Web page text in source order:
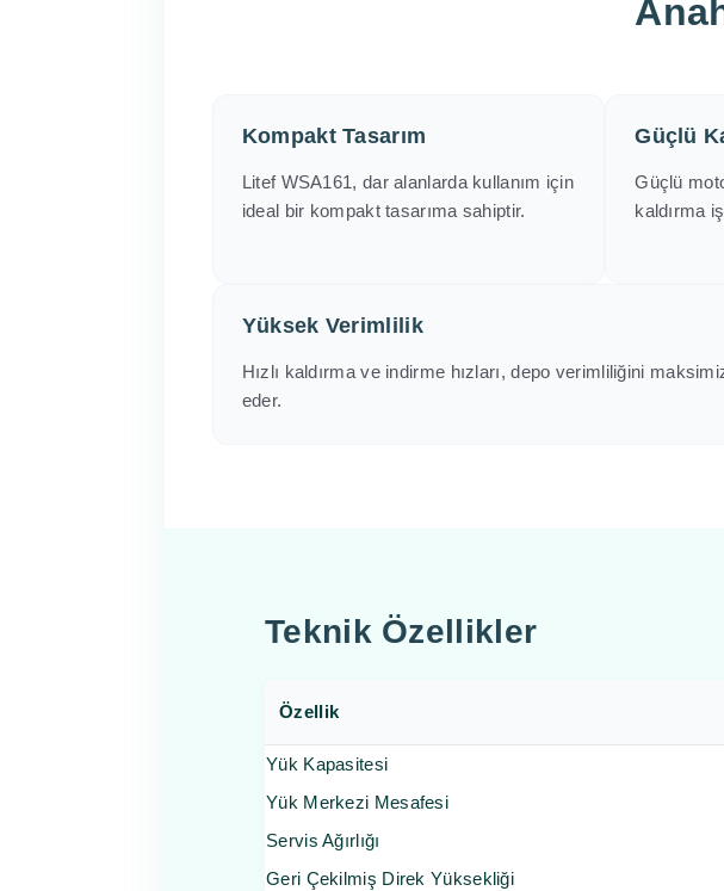
Kompakt Tasarım
Litef WSA161, dar alanlarda kullanım için
ideal bir kompakt tasarıma sahiptir.
Güçlü
Güçlü
kaldırma
Yüksek Verimlilik
Hızlı kaldırma ve indirme hızları, depo verimliliğini
eder.
Teknik Özellikler
Özellik
Yük Kapasitesi
Yük Merkezi Mesafesi
Servis Ağırlığı
Geri Çekilmiş Direk Yüksekliği